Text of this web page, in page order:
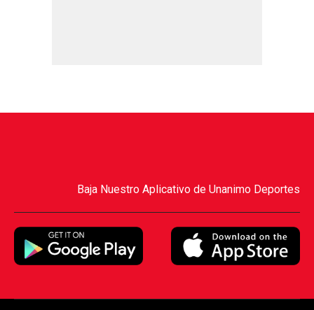
Baja Nuestro Aplicativo de Unanimo Deportes